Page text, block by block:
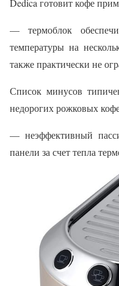
— термоблок
температуры на
также практически не
Список минусов
недорогих рожковых
— неэффективный
панели за счет тепла